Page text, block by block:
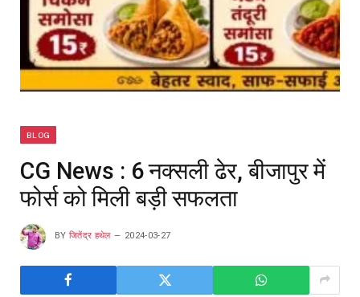
BLOG
CG News : 6 नक्सली ढेर, बीजापुर में
फोर्स को मिली बड़ी सफलता
BY जितेंद्र हथेल 2024-03-27